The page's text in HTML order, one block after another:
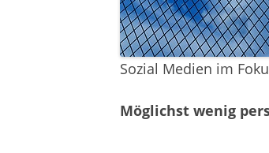
Sozial Medien im
Möglichst wenig